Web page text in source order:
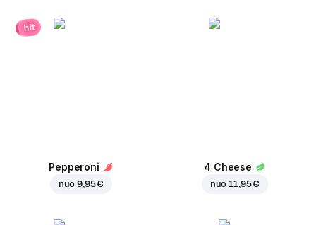
hit
Pepperoni
nuo9,95 €
4 Cheese
nuo11,95 €